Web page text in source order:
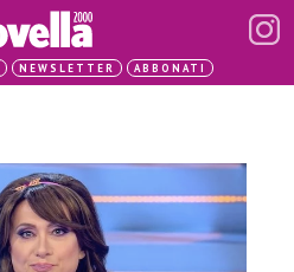
NEWSLETTER ABBONATI